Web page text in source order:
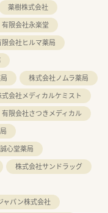
薬樹株式会社
有限会社永楽堂
限会社ヒルマ薬局
株式会社ノムラ薬局
式会社メディカルケミスト
有限会社さつきメディカル
心堂薬局
株式会社サンドラッグ
ャパン株式会社